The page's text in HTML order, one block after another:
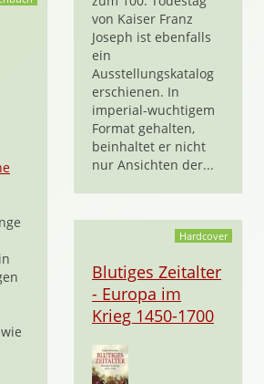
von Kaiser Franz
Joseph ist ebenfalls
ein
Ausstellungskatalog
erschienen. In
imperial-wuchtigem
Format gehalten,
beinhaltet er nicht
nur Ansichten der...
Hardcover
Blutiges Zeitalter
- Europa im
Krieg 1450-1700